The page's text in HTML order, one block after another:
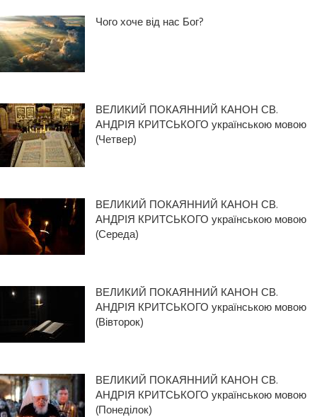
Чого хоче від нас Бог?
ВЕЛИКИЙ ПОКАЯННИЙ КАНОН СВ.
АНДРІЯ КРИТСЬКОГО українською мовою
(Четвер)
ВЕЛИКИЙ ПОКАЯННИЙ КАНОН СВ.
АНДРІЯ КРИТСЬКОГО українською мовою
(Середа)
ВЕЛИКИЙ ПОКАЯННИЙ КАНОН СВ.
АНДРІЯ КРИТСЬКОГО українською мовою
(Вівторок)
ВЕЛИКИЙ ПОКАЯННИЙ КАНОН СВ.
АНДРІЯ КРИТСЬКОГО українською мовою
(Понеділок)